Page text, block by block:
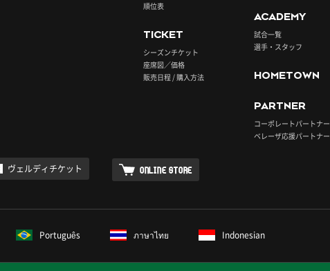
順位表
TICKET
シーズンチケット
座席図／価格
販売日程 / 購入方法
ACADEMY
試合一覧
選手・スタッフ
HOMETOWN
PARTNER
コーポレートパートナー
ベレーザ応援パートナー
ヴェルディチケット ONLINE STORE
Português ภาษาไทย Indonesian